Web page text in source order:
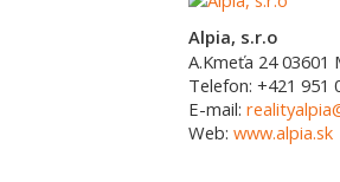
Alpia, s.r.o
A.Kmeťa 24 03601
Telefon: +421 951
E-mail:
Web: www.alpia.sk